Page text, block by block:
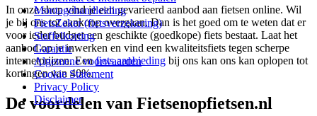
In onze shop vind je een gevarieerd aanbod aan fietsen online. Wil
je bij ons tot aankoop overgaan. Dan is het goed om te weten dat er
voor ieder budget een geschikte (goedkope) fiets bestaat. Laat het
aanbod op je inwerken en vind een kwaliteitsfiets tegen scherpe
internetprijzen. Eenfiets aanbieding bij ons kan ons kan oplopen tot
kortingen van 40%.
De voordelen van Fietsenopfietsen.nl
Montagehandleiding
FietsZeker (fietsverzekering)
Staffelkorting
Garantie
Algemene voorwaarden
Cookie Statement
Privacy Policy
Disclaimer